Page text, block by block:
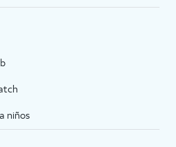
niños